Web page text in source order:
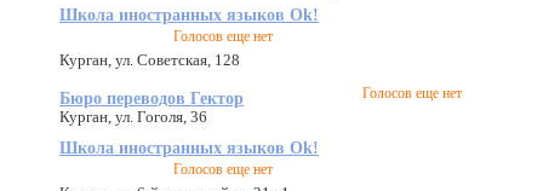
Школа иностранных языков Ok!
Голосов еще нет
Курган, ул. Советская, 128
Бюро переводов Гектор
Голосов еще нет
Курган, ул. Гоголя, 36
Школа иностранных языков Ok!
Голосов еще нет